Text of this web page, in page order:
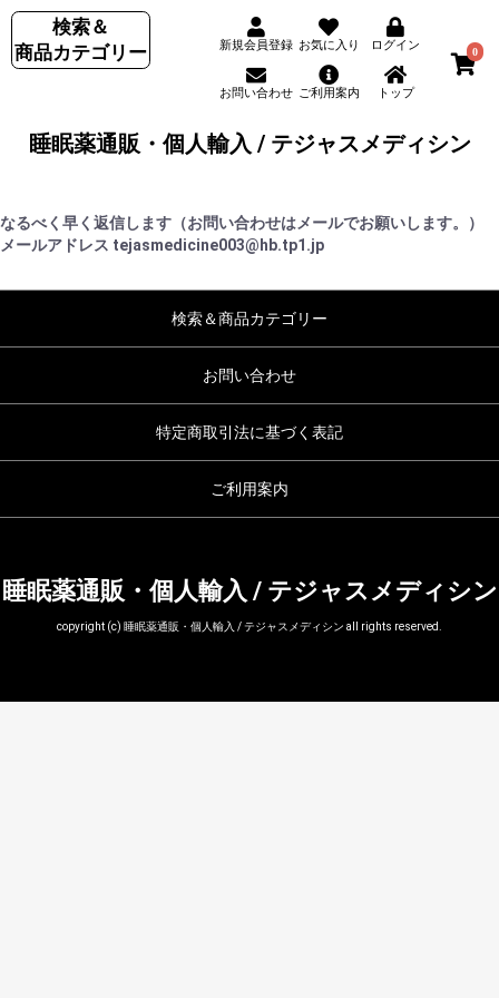
検索＆
商品カテゴリー
新規会員登録 お気に入り ログイン
お問い合わせ ご利用案内 トップ
0
睡眠薬通販・個人輸入 / テジャスメディシン
なるべく早く返信します（お問い合わせはメールでお願いします。）
メールアドレス tejasmedicine003@hb.tp1.jp
検索＆商品カテゴリー
お問い合わせ
特定商取引法に基づく表記
ご利用案内
睡眠薬通販・個人輸入 / テジャスメディシン
copyright (c) 睡眠薬通販・個人輸入 / テジャスメディシン all rights reserved.